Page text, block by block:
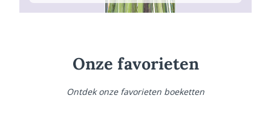
Onze favorieten
Ontdek onze favorieten boeketten